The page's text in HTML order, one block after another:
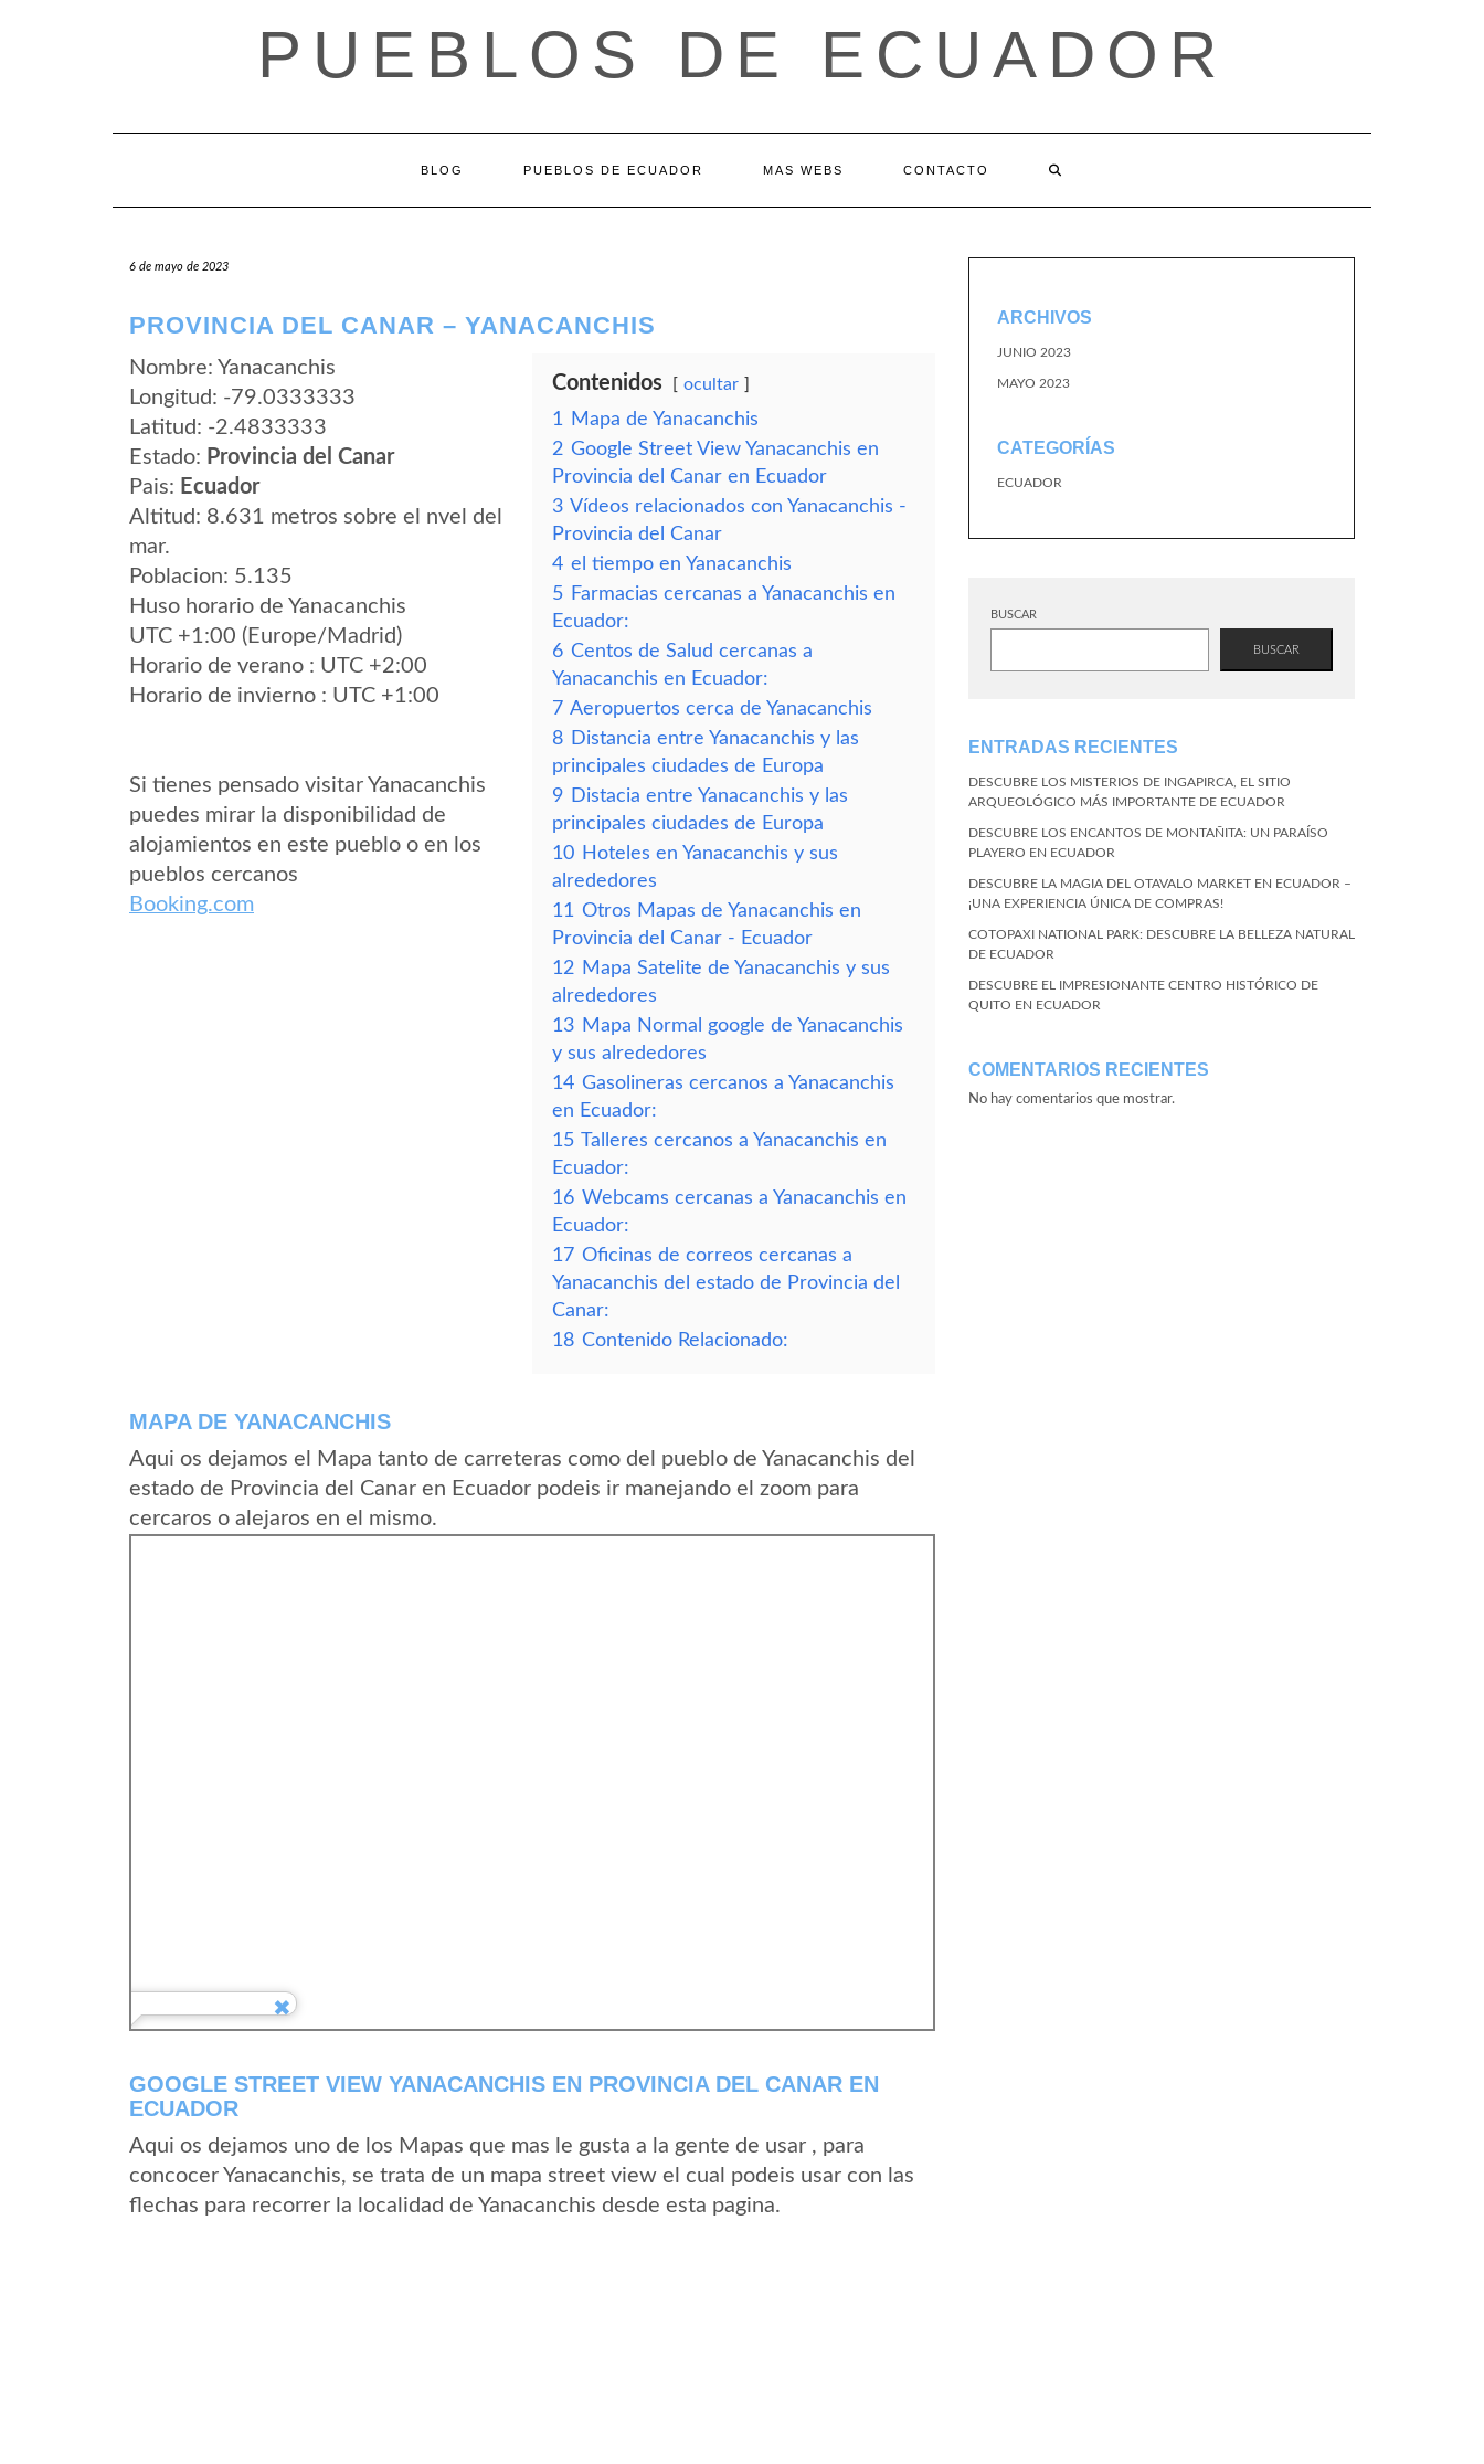
PUEBLOS DE ECUADOR
BLOG PUEBLOS DE ECUADOR MAS WEBS CONTACTO
6 de mayo de 2023
PROVINCIA DEL CANAR – YANACANCHIS
Nombre: Yanacanchis
Longitud: -79.0333333
Latitud: -2.4833333
Estado: Provincia del Canar
Pais: Ecuador
Altitud: 8.631 metros sobre el nvel del
mar.
Poblacion: 5.135
Huso horario de Yanacanchis
UTC +1:00 (Europe/Madrid)
Horario de verano : UTC +2:00
Horario de invierno : UTC +1:00
Si tienes pensado visitar Yanacanchis
puedes mirar la disponibilidad de
alojamientos en este pueblo o en los
pueblos cercanos
Booking.com
Contenidos ocultar
1
Mapa de Yanacanchis
2 Google Street View Yanacanchis en
Provincia del Canar en Ecuador
3 Vídeos relacionados con Yanacanchis -
Provincia del Canar
4 el tiempo en Yanacanchis
5 Farmacias cercanas a Yanacanchis en
Ecuador:
6 Centos de Salud cercanas a
Yanacanchis en Ecuador:
7 Aeropuertos cerca de Yanacanchis
8 Distancia entre Yanacanchis y las
principales ciudades de Europa
9 Distacia entre Yanacanchis y las
principales ciudades de Europa
10 Hoteles en Yanacanchis y sus
alrededores
11 Otros Mapas de Yanacanchis en
Provincia del Canar - Ecuador
12 Mapa Satelite de Yanacanchis y sus
alrededores
13 Mapa Normal google de Yanacanchis
y sus alrededores
14 Gasolineras cercanos a Yanacanchis
en Ecuador:
15 Talleres cercanos a Yanacanchis en
Ecuador:
16 Webcams cercanas a Yanacanchis en
Ecuador:
17 Oficinas de correos cercanas a
Yanacanchis del estado de Provincia del
Canar:
18 Contenido Relacionado:
MAPA DE YANACANCHIS
Aqui os dejamos el Mapa tanto de carreteras como del pueblo de Yanacanchis del
estado de Provincia del Canar en Ecuador podeis ir manejando el zoom para
cercaros o alejaros en el mismo.
GOOGLE STREET VIEW YANACANCHIS EN PROVINCIA DEL CANAR EN
ECUADOR
Aqui os dejamos uno de los Mapas que mas le gusta a la gente de usar , para
concocer Yanacanchis, se trata de un mapa street view el cual podeis usar con las
flechas para recorrer la localidad de Yanacanchis desde esta pagina.
ARCHIVOS
JUNIO 2023
MAYO 2023
CATEGORÍAS
ECUADOR
BUSCAR
BUSCAR
ENTRADAS RECIENTES
DESCUBRE LOS MISTERIOS DE INGAPIRCA, EL SITIO
ARQUEOLÓGICO MÁS IMPORTANTE DE ECUADOR
DESCUBRE LOS ENCANTOS DE MONTAÑITA: UN PARAÍSO
PLAYERO EN ECUADOR
DESCUBRE LA MAGIA DEL OTAVALO MARKET EN ECUADOR –
¡UNA EXPERIENCIA ÚNICA DE COMPRAS!
COTOPAXI NATIONAL PARK: DESCUBRE LA BELLEZA NATURAL
DE ECUADOR
DESCUBRE EL IMPRESIONANTE CENTRO HISTÓRICO DE
QUITO EN ECUADOR
COMENTARIOS RECIENTES
No hay comentarios que mostrar.